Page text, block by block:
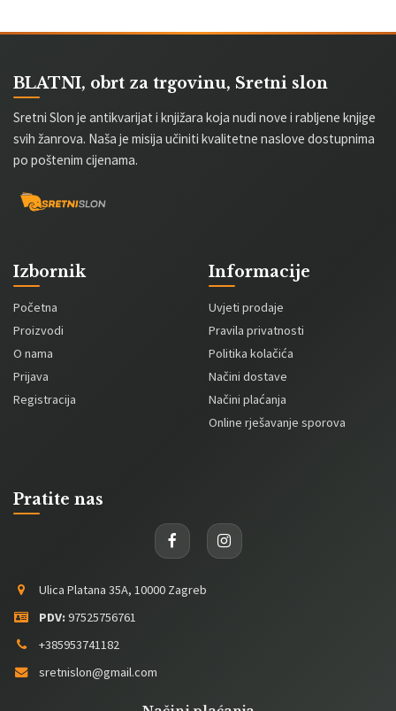
BLATNI, obrt za trgovinu, Sretni slon
Sretni Slon je antikvarijat i knjižara koja nudi nove i rabljene knjige
svih žanrova. Naša je misija učiniti kvalitetne naslove dostupnima
po poštenim cijenama.
Izbornik
Početna
Proizvodi
O nama
Prijava
Registracija
Informacije
Uvjeti prodaje
Pravila privatnosti
Politika kolačića
Načini dostave
Načini plaćanja
Online rješavanje sporova
Pratite nas
Ulica Platana 35A, 10000 Zagreb
PDV: 97525756761
+385953741182
sretnislon@gmail.com